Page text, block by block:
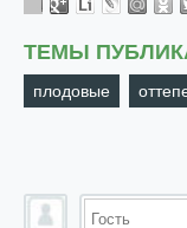
ТЕМЫ
плодовые